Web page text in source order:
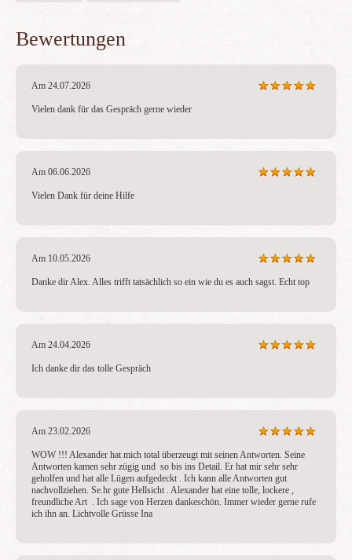
Bewertungen
Am 24.07.2026
Vielen dank für das Gespräch gerne wieder
Am 06.06.2026
Vielen Dank für deine Hilfe
Am 10.05.2026
Danke dir Alex. Alles trifft tatsächlich so ein wie du es auch sagst. Echt top
Am 24.04.2026
Ich danke dir das tolle Gespräch
Am 23.02.2026
WOW !!! Alexander hat mich total überzeugt mit seinen Antworten. Seine
Antworten kamen sehr zügig und  so bis ins Detail. Er hat mir sehr sehr
geholfen und hat alle Lügen aufgedeckt . Ich kann alle Antworten gut
nachvollziehen. Se.hr gute Hellsicht . Alexander hat eine tolle, lockere ,
freundliche Art  . Ich sage von Herzen dankeschön. Immer wieder gerne rufe
ich ihn an. Lichtvolle Grüsse Ina